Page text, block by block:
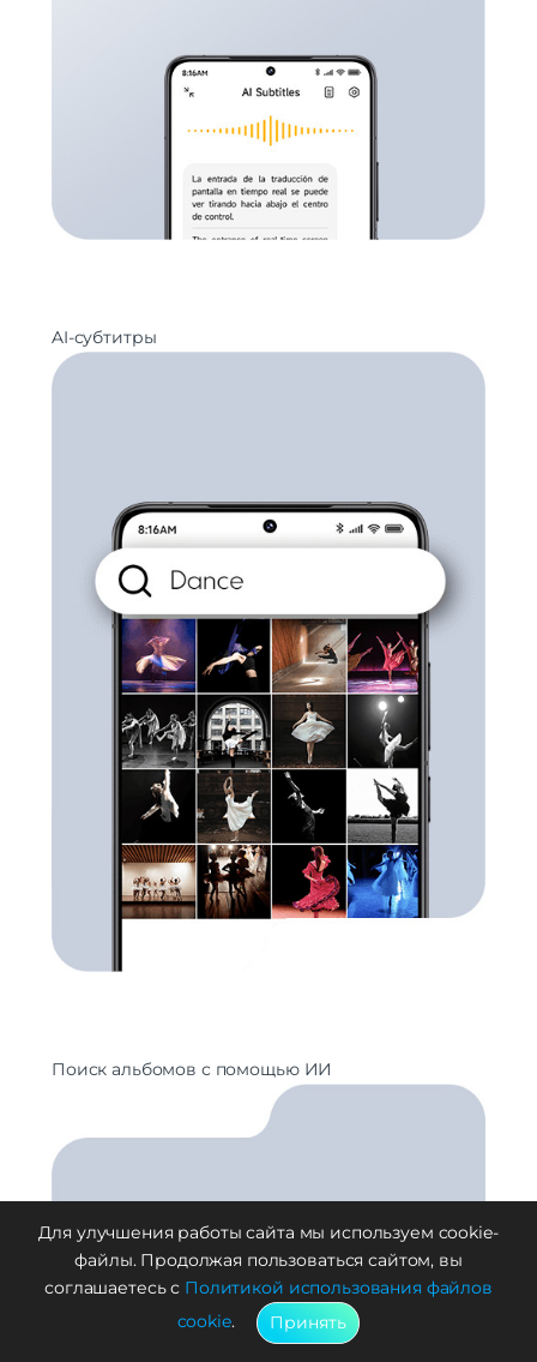
AI-субтитры
Поиск альбомов с помощью ИИ
Для улучшения работы сайта мы используем cookie-
файлы. Продолжая пользоваться сайтом, вы
соглашаетесь с Политикой использования файлов
cookie. Принять